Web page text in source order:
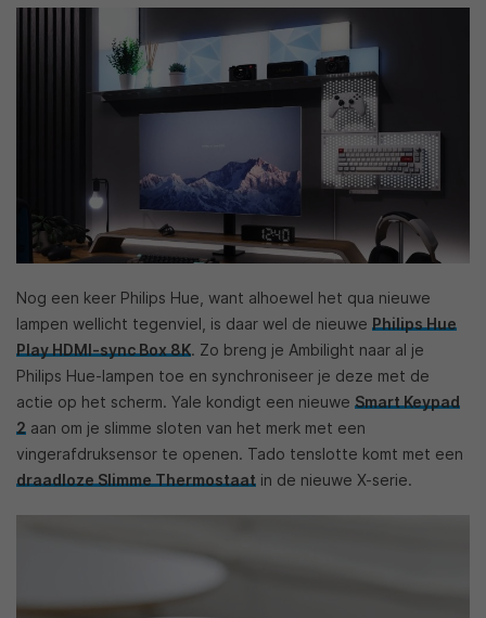
Nog een keer Philips Hue, want alhoewel het qua nieuwe
lampen wellicht tegenviel, is daar wel de nieuwe Philips Hue
Play HDMI-sync Box 8K. Zo breng je Ambilight naar al je
Philips Hue-lampen toe en synchroniseer je deze met de
actie op het scherm. Yale kondigt een nieuwe Smart Keypad
2 aan om je slimme sloten van het merk met een
vingerafdruksensor te openen. Tado tenslotte komt met een
draadloze Slimme Thermostaat in de nieuwe X-serie.